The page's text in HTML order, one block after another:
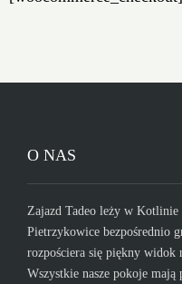
O NAS
Zajazd Tadeo leży w
Pietrzykowice bezpośrednio
rozpościera się piękny widok
Wszystkie nasze pokoje mają